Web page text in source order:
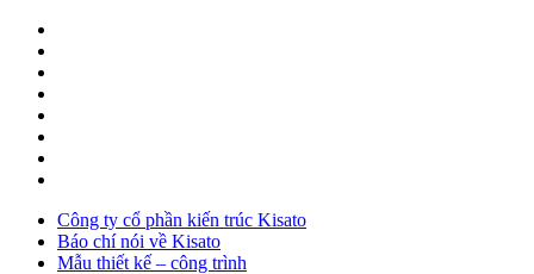
Công ty cổ phần kiến trúc Kisato
Báo chí nói về Kisato
Mẫu thiết kế – công trình